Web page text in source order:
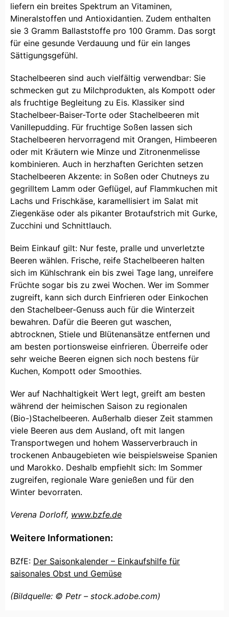
liefern ein breites Spektrum an Vitaminen,
Mineralstoffen und Antioxidantien. Zudem enthalten
sie 3 Gramm Ballaststoffe pro 100 Gramm. Das sorgt
für eine gesunde Verdauung und für ein langes
Sättigungsgefühl.
Stachelbeeren sind auch vielfältig verwendbar: Sie
schmecken gut zu Milchprodukten, als Kompott oder
als fruchtige Begleitung zu Eis. Klassiker sind
Stachelbeer-Baiser-Torte oder Stachelbeeren mit
Vanillepudding. Für fruchtige Soßen lassen sich
Stachelbeeren hervorragend mit Orangen, Himbeeren
oder mit Kräutern wie Minze und Zitronenmelisse
kombinieren. Auch in herzhaften Gerichten setzen
Stachelbeeren Akzente: in Soßen oder Chutneys zu
gegrilltem Lamm oder Geflügel, auf Flammkuchen mit
Lachs und Frischkäse, karamellisiert im Salat mit
Ziegenkäse oder als pikanter Brotaufstrich mit Gurke,
Zucchini und Schnittlauch.
Beim Einkauf gilt: Nur feste, pralle und unverletzte
Beeren wählen. Frische, reife Stachelbeeren halten
sich im Kühlschrank ein bis zwei Tage lang, unreifere
Früchte sogar bis zu zwei Wochen. Wer im Sommer
zugreift, kann sich durch Einfrieren oder Einkochen
den Stachelbeer-Genuss auch für die Winterzeit
bewahren. Dafür die Beeren gut waschen,
abtrocknen, Stiele und Blütenansätze entfernen und
am besten portionsweise einfrieren. Überreife oder
sehr weiche Beeren eignen sich noch bestens für
Kuchen, Kompott oder Smoothies.
Wer auf Nachhaltigkeit Wert legt, greift am besten
während der heimischen Saison zu regionalen
(Bio-)Stachelbeeren. Außerhalb dieser Zeit stammen
viele Beeren aus dem Ausland, oft mit langen
Transportwegen und hohem Wasserverbrauch in
trockenen Anbaugebieten wie beispielsweise Spanien
und Marokko. Deshalb empfiehlt sich: Im Sommer
zugreifen, regionale Ware genießen und für den
Winter bevorraten.
Verena Dorloff, www.bzfe.de
Weitere Informationen:
BZfE: Der Saisonkalender – Einkaufshilfe für
saisonales Obst und Gemüse
(Bildquelle: © Petr – stock.adobe.com)